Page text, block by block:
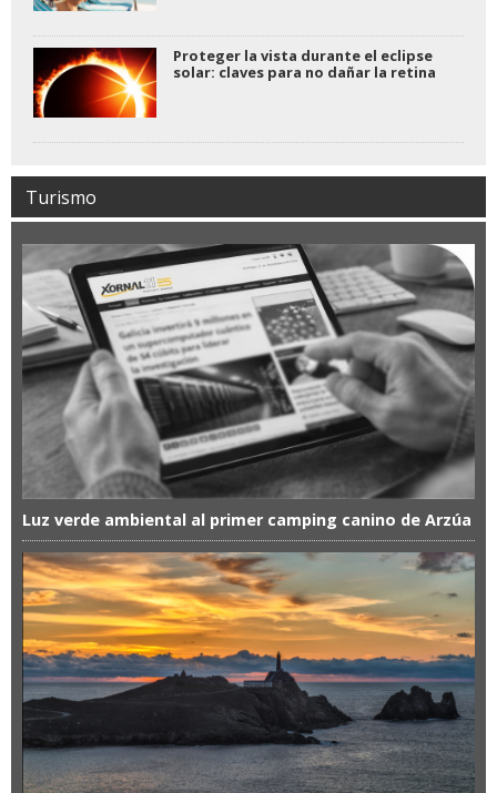
Proteger la vista durante el eclipse
solar: claves para no dañar la retina
Turismo
Luz verde ambiental al primer camping canino de Arzúa